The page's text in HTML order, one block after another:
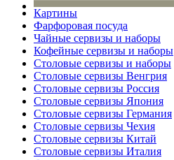
Картины
Фарфоровая посуда
Чайные сервизы и наборы
Кофейные сервизы и наборы
Столовые сервизы и наборы
Столовые сервизы Венгрия
Столовые сервизы Россия
Столовые сервизы Япония
Столовые сервизы Германия
Столовые сервизы Чехия
Столовые сервизы Китай
Столовые сервизы Италия